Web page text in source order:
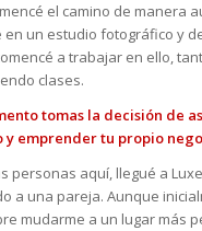
el camino de manera
en un estudio fotográfico y
a trabajar en ello,
clases.
tomas la decisión de
y emprender tu propio
personas aquí, llegué a
a una pareja. Aunque
mudarme a un lugar más